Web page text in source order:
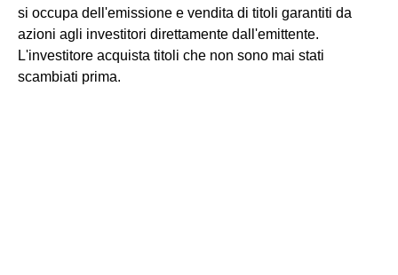
si occupa dell'emissione e vendita di titoli garantiti da
azioni agli investitori direttamente dall'emittente.
L'investitore acquista titoli che non sono mai stati
scambiati prima.